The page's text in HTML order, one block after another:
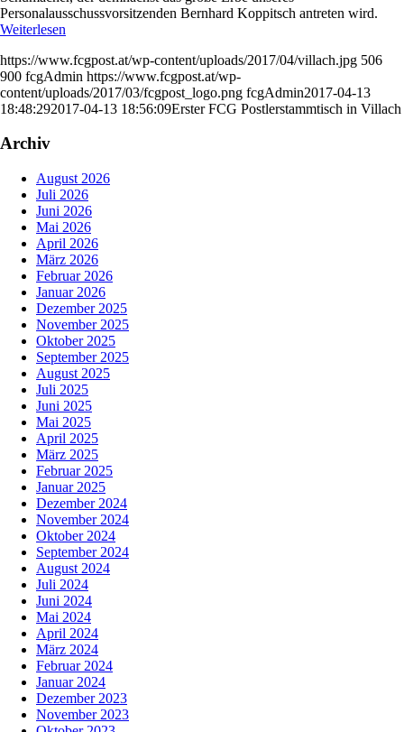
Personalausschussvorsitzenden Bernhard Koppitsch antreten wird.
Weiterlesen
https://www.fcgpost.at/wp-content/uploads/2017/04/villach.jpg 506
900 fcgAdmin https://www.fcgpost.at/wp-
content/uploads/2017/03/fcgpost_logo.png fcgAdmin2017-04-13
18:48:292017-04-13 18:56:09Erster FCG Postlerstammtisch in Villach
Archiv
August 2026
Juli 2026
Juni 2026
Mai 2026
April 2026
März 2026
Februar 2026
Januar 2026
Dezember 2025
November 2025
Oktober 2025
September 2025
August 2025
Juli 2025
Juni 2025
Mai 2025
April 2025
März 2025
Februar 2025
Januar 2025
Dezember 2024
November 2024
Oktober 2024
September 2024
August 2024
Juli 2024
Juni 2024
Mai 2024
April 2024
März 2024
Februar 2024
Januar 2024
Dezember 2023
November 2023